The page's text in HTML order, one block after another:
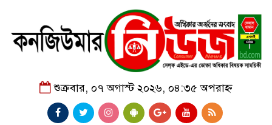
শুক্রবার, ০৭ অগাস্ট ২০২৬, ০৪:৩৫ অপরাহ্ন